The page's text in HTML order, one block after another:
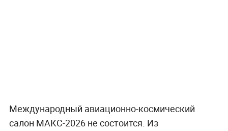
Международный авиационно-космический
салон МАКС-2026 не состоится. Из